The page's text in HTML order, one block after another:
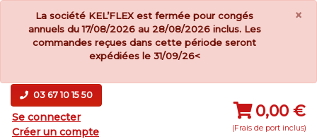
La société KEL’FLEX est fermée pour congés
annuels du 17/08/2026 au 28/08/2026 inclus. Les
commandes reçues dans cette période seront
expédiées le 31/09/26<
×
03 67 10 15 50
Se connecter
Créer un compte
0,00 €
(Frais de port inclus)